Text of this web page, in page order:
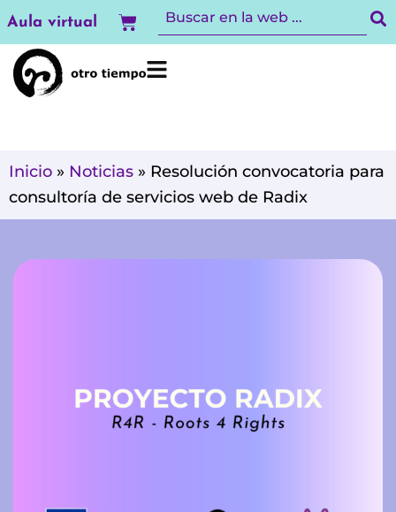
al
contenido
Aula virtual Carrito
Inicio » Noticias » Resolución convocatoria para
consultoría de servicios web de Radix